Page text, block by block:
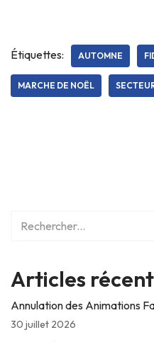
Étiquettes: AUTOMNE
MARCHE DE NOËL
Articles
Annulation des Animations
30 juillet 2026